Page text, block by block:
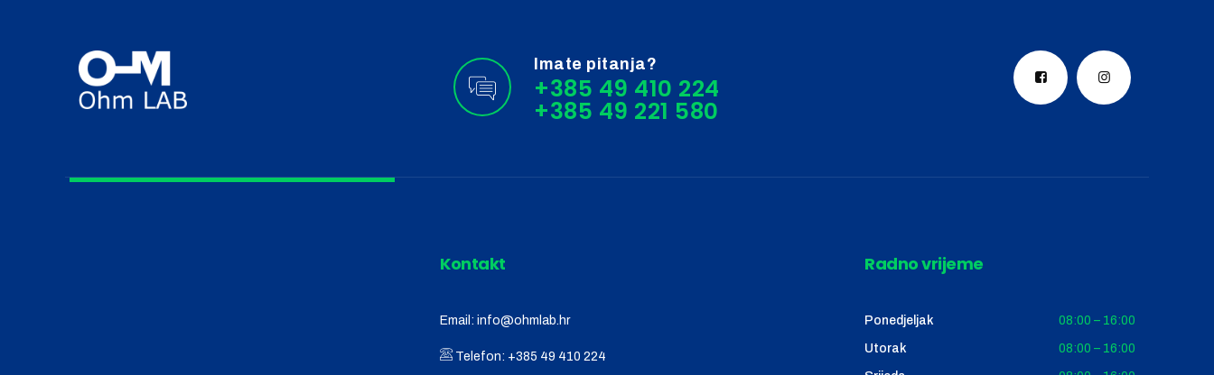
Imate pitanja?
+385 49 410 224
Kontakt
Email: info@ohmlab.hr
Telefon: +385 49 410 224
Radno vrijeme
Ponedjeljak 08:00 – 16:00
Utorak 08:00 – 16:00